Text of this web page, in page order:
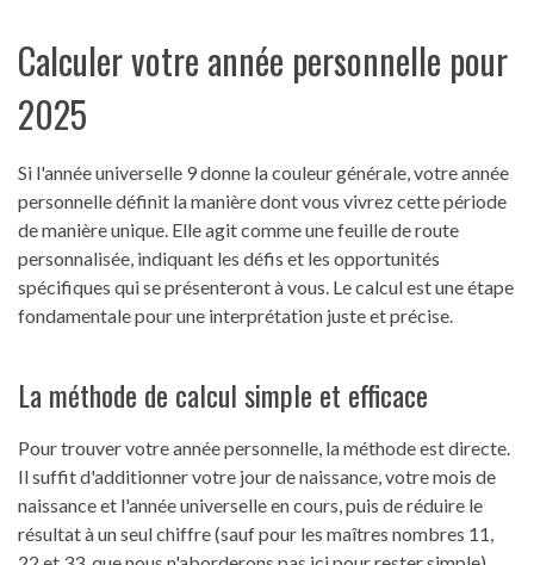
Calculer votre année personnelle pour
2025
Si l'année universelle 9 donne la couleur générale, votre année
personnelle définit la manière dont vous vivrez cette période
de manière unique. Elle agit comme une feuille de route
personnalisée, indiquant les défis et les opportunités
spécifiques qui se présenteront à vous. Le calcul est une étape
fondamentale pour une interprétation juste et précise.
La méthode de calcul simple et efficace
Pour trouver votre année personnelle, la méthode est directe.
Il suffit d'additionner votre jour de naissance, votre mois de
naissance et l'année universelle en cours, puis de réduire le
résultat à un seul chiffre (sauf pour les maîtres nombres 11,